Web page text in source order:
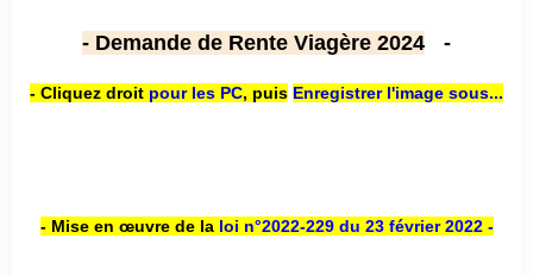
- Demande de Rente Viagère 2024 -
- Cliquez droit pour les PC, puis Enregistrer l'image sous...
- Mise en œuvre de la loi n°2022-229 du 23 février 2022 -